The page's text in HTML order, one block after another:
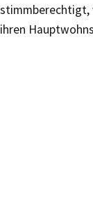
stimmberechtigt,
ihren